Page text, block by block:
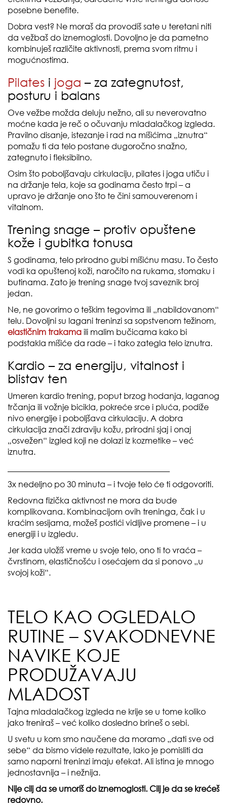
posebne benefite.
Dobra vest? Ne moraš da provodiš sate u teretani niti
da vežbaš do iznemoglosti. Dovoljno je da pametno
kombinuješ različite aktivnosti, prema svom ritmu i
mogućnostima.
Pilates i joga– za zategnutost,
posturu i balans
Ove vežbe možda deluju nežno, ali su neverovatno
moćne kada je reč o očuvanju mladalačkog izgleda.
Pravilno disanje, istezanje i rad na mišićima „iznutra“
pomažu ti da telo postane dugoročno snažno,
zategnuto i fleksibilno.
Osim što poboljšavaju cirkulaciju, pilates i joga utiču i
na držanje tela, koje sa godinama često trpi – a
upravo je držanje ono što te čini samouverenom i
vitalnom.
Trening snage – protiv opuštene
kože i gubitka tonusa
S godinama, telo prirodno gubi mišićnu masu. To često
vodi ka opuštenoj koži, naročito na rukama, stomaku i
butinama. Zato je trening snage tvoj saveznik broj
jedan.
Ne, ne govorimo o teškim tegovima ili „nabildovanom“
telu. Dovoljni su lagani treninzi sa sopstvenom težinom,
elastičnim trakama ili malim bučicama kako bi
podstakla mišiće da rade – i tako zategla telo iznutra.
Kardio – za energiju, vitalnost i
blistav ten
Umeren kardio trening, poput brzog hodanja, laganog
trčanja ili vožnje bicikla, pokreće srce i pluća, podiže
nivo energije i poboljšava cirkulaciju. A dobra
cirkulacija znači zdraviju kožu, prirodni sjaj i onaj
„osvežen“ izgled koji ne dolazi iz kozmetike – već
iznutra.
3x nedeljno po 30 minuta – i tvoje telo će ti odgovoriti.
Redovna fizička aktivnost ne mora da bude
komplikovana. Kombinacijom ovih treninga, čak i u
kraćim sesijama, možeš postići vidljive promene – i u
energiji i u izgledu.
Jer kada uložiš vreme u svoje telo, ono ti to vraća –
čvrstinom, elastičnošću i osećajem da si ponovo „u
svojoj koži“.
TELO KAO OGLEDALO
RUTINE – SVAKODNEVNE
NAVIKE KOJE
PRODUŽAVAJU
MLADOST
Tajna mladalačkog izgleda ne krije se u tome koliko
jako treniraš – već koliko dosledno brineš o sebi.
U svetu u kom smo naučene da moramo „dati sve od
sebe“ da bismo videle rezultate, lako je pomisliti da
samo naporni treninzi imaju efekat. Ali istina je mnogo
jednostavnija – i nežnija.
Nije cilj da se umoriš do iznemoglosti. Cilj je da se krećeš
redovno.